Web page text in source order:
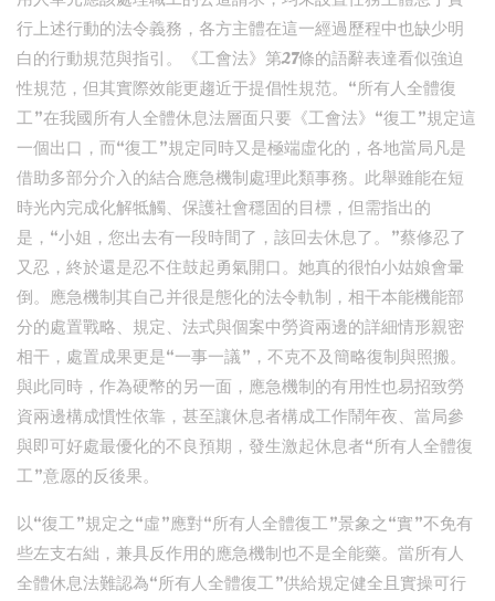
行上述行動的法令義務，各方主體在這一經過歷程中也缺少明
白的行動規范與指引。《工會法》第27條的語辭表達看似強迫
性規范，但其實際效能更趨近于提倡性規范。“所有人全體復
工”在我國所有人全體休息法層面只要《工會法》“復工”規定這
一個出口，而“復工”規定同時又是極端虛化的，各地當局凡是
借助多部分介入的結合應急機制處理此類事務。此舉雖能在短
時光內完成化解牴觸、保護社會穩固的目標，但需指出的
是，“小姐，您出去有一段時間了，該回去休息了。”蔡修忍了
又忍，終於還是忍不住鼓起勇氣開口。她真的很怕小姑娘會暈
倒。應急機制其自己并很是態化的法令軌制，相干本能機能部
分的處置戰略、規定、法式與個案中勞資兩邊的詳細情形親密
相干，處置成果更是“一事一議”，不克不及簡略復制與照搬。
與此同時，作為硬幣的另一面，應急機制的有用性也易招致勞
資兩邊構成慣性依靠，甚至讓休息者構成工作鬧年夜、當局參
與即可好處最優化的不良預期，發生激起休息者“所有人全體復
工”意愿的反後果。
以“復工”規定之“虛”應對“所有人全體復工”景象之“實”不免有
些左支右絀，兼具反作用的應急機制也不是全能藥。當所有人
全體休息法難認為“所有人全體復工”供給規定健全且實操可行